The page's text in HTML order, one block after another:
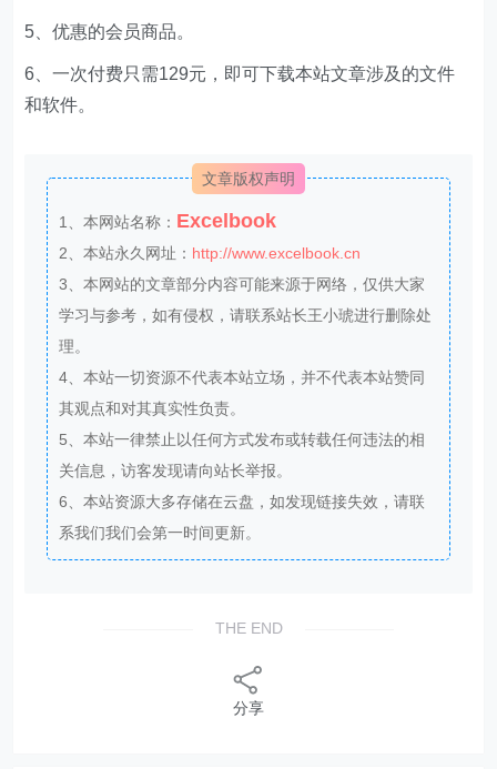
5、优惠的会员商品。
6、一次付费只需129元，即可下载本站文章涉及的文件
和软件。
文章版权声明
1、本网站名称： Excelbook
2、本站永久网址： http://www.excelbook.cn
3、本网站的文章部分内容可能来源于网络，仅供大家
学习与参考，如有侵权，请联系站长王小琥进行删除处
理。
4、本站一切资源不代表本站立场，并不代表本站赞同
其观点和对其真实性负责。
5、本站一律禁止以任何方式发布或转载任何违法的相
关信息，访客发现请向站长举报。
6、本站资源大多存储在云盘，如发现链接失效，请联
系我们我们会第一时间更新。
THE END
分享